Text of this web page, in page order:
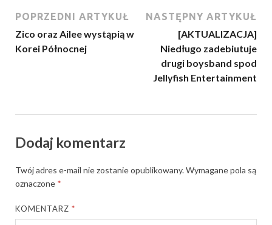
POPRZEDNI ARTYKUŁ
Zico oraz Ailee wystąpią w
Korei Północnej
NASTĘPNY ARTYKUŁ
[AKTUALIZACJA]
Niedługo zadebiutuje
drugi boysband spod
Jellyfish Entertainment
Dodaj komentarz
Twój adres e-mail nie zostanie opublikowany.Wymagane pola są
oznaczone *
KOMENTARZ*